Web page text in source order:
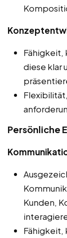
Fähigkeit,
diese klar
Persönliche
Kunden,
Fähigkeit,